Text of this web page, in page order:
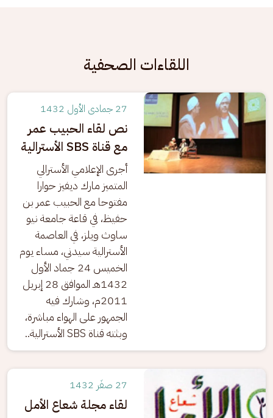
اللقاءات الصحفية
27 جمادى الأول 1432
نص لقاء الحبيب عمر
مع قناة SBS الأسترالية
أجرى الإعلامي الأسترالي
المتميز مارك ديفيز حوارا
مفتوحا مع الحبيب عمر بن
حفيظ، في قاعة جامعة نيو
ساوث ويلز، في العاصمة
الأسترالية سيدني، مساء يوم
الخميس 24 جماد الأول
1432هـ الموافق 28 إبريل
2011م، وشارك فيه
الجمهور على الهواء مباشرة،
وبثته قناة SBS الأسترالية..
27 صفَر 1432
لقاء مجلة شعاع الأمل